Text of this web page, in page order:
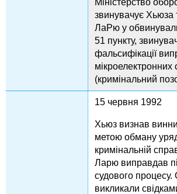
звинувачує Хьюза
ЛаРю у
51 пункту,
фальсифікації
мікроелектронних
(кримінальний
15 червня 1992
Хьюз визнав
метою обману
кримінальній
Ларю виправдав
судового
викликали